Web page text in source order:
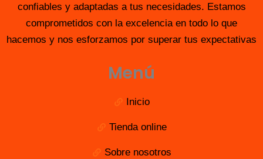
confiables y adaptadas a tus necesidades. Estamos
comprometidos con la excelencia en todo lo que
hacemos y nos esforzamos por superar tus expectativas
Menú
Inicio
Tienda online
Sobre nosotros